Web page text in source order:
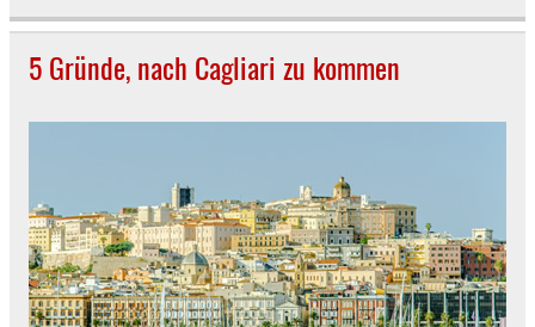
5 Gründe, nach Cagliari zu kommen